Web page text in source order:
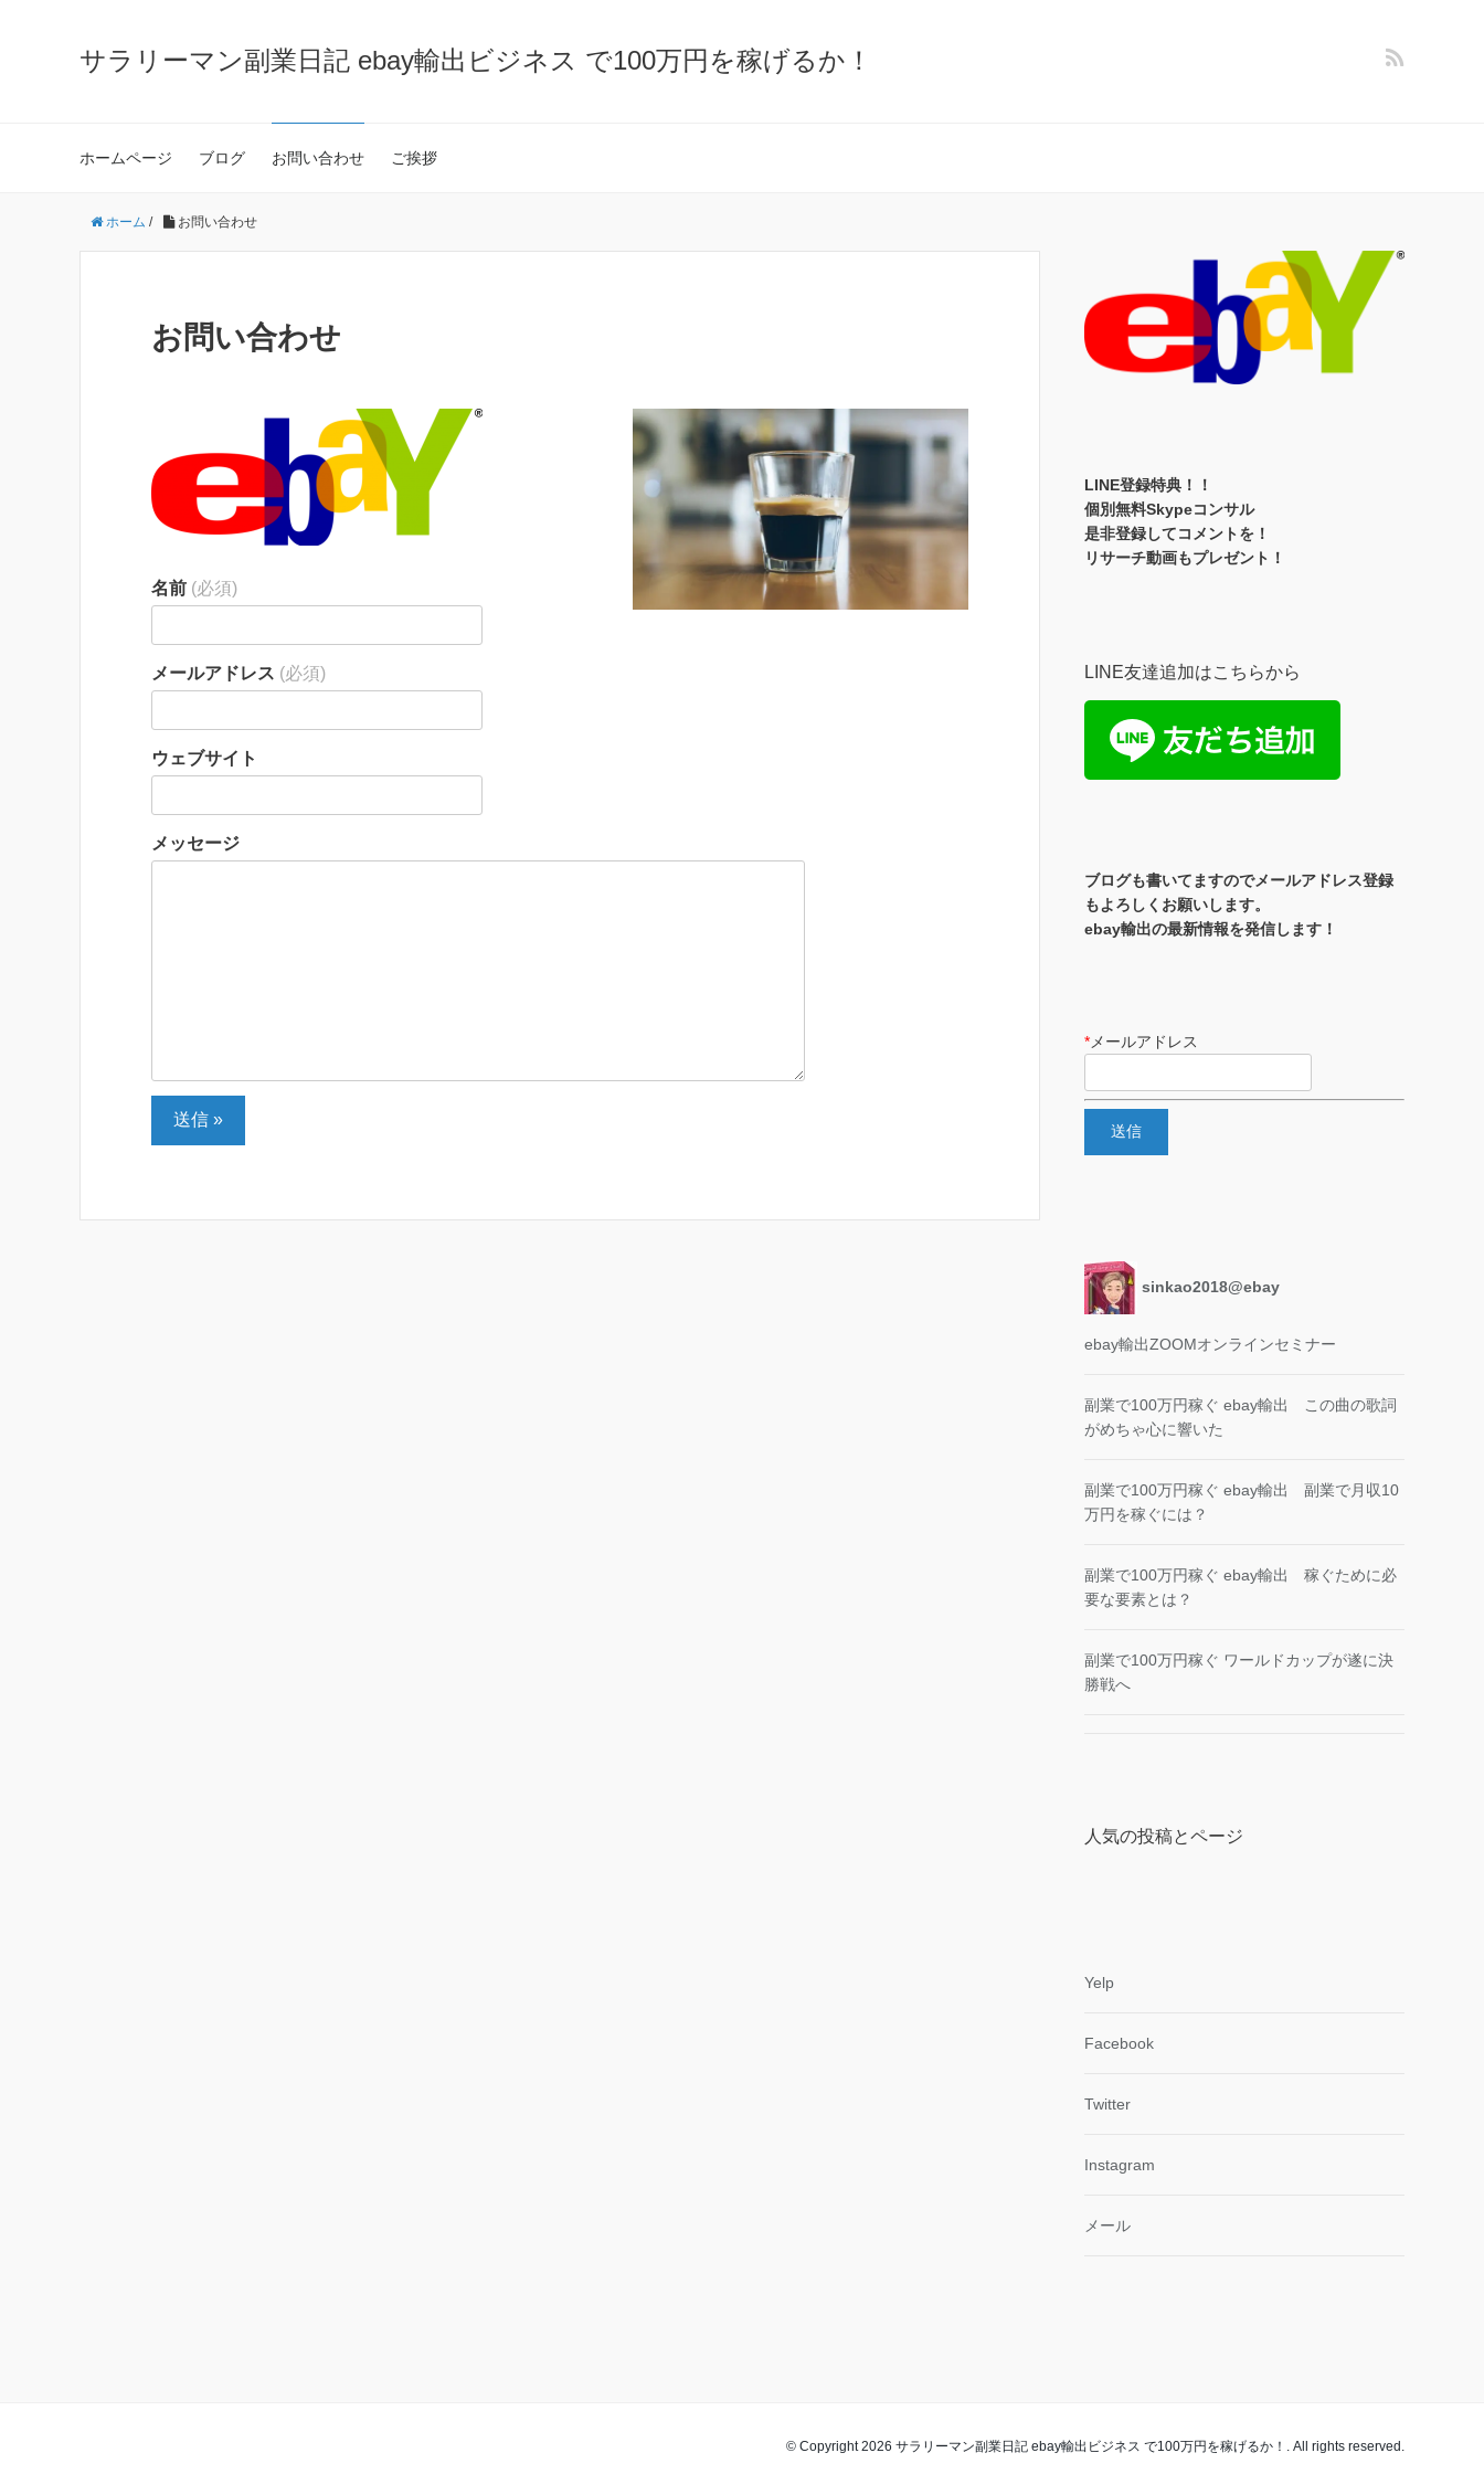
サラリーマン副業日記 ebay輸出ビジネス で100万円を稼げるか！
ホームページ ブログ お問い合わせ ご挨拶
ホーム / お問い合わせ
お問い合わせ
名前 (必須)
メールアドレス (必須)
ウェブサイト
メッセージ
LINE登録特典！！
個別無料Skypeコンサル
是非登録してコメントを！
リサーチ動画もプレゼント！
LINE友達追加はこちらから
ブログも書いてますのでメールアドレス登録
もよろしくお願いします。
ebay輸出の最新情報を発信します！
* メールアドレス
sinkao2018@ebay
ebay輸出ZOOMオンラインセミナー
副業で100万円稼ぐ ebay輸出 この曲の歌詞
がめちゃ心に響いた
副業で100万円稼ぐ ebay輸出 副業で月収10
万円を稼ぐには？
副業で100万円稼ぐ ebay輸出 稼ぐために必
要な要素とは？
副業で100万円稼ぐ ワールドカップが遂に決
勝戦へ
人気の投稿とページ
Yelp
Facebook
Twitter
Instagram
メール
© Copyright 2026 サラリーマン副業日記 ebay輸出ビジネス で100万円を稼げるか！. All rights reserved.